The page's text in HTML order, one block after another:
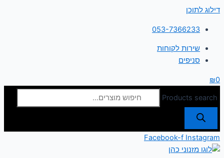
דילוג לתוכן
053-7366233
שירות לקוחות
סניפים
₪0
Products search
Facebook-f Instagram